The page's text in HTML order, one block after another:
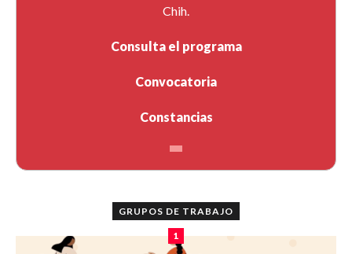
Chih.
Consulta el programa
Convocatoria
Constancias
GRUPOS DE TRABAJO
1